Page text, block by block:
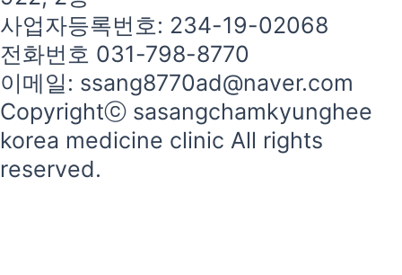
사업자등록번호: 234-19-02068
전화번호 031-798-8770
이메일: ssang8770ad@naver.com
Copyrightⓒ sasangchamkyunghee
korea medicine clinic All rights
reserved.